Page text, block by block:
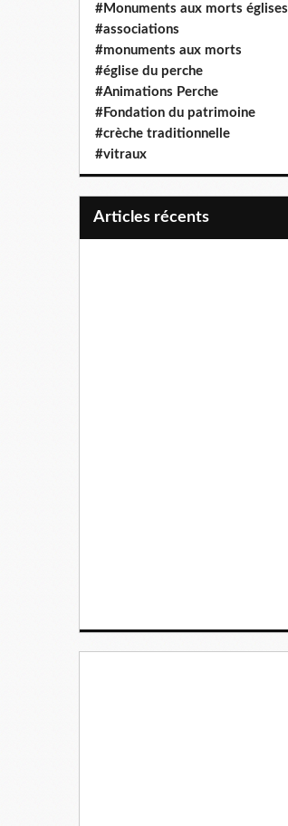
#Monuments aux morts églises
#associations
#monuments aux morts
#église du perche
#Animations Perche
#Fondation du patrimoine
#crèche traditionnelle
#vitraux
articles récents